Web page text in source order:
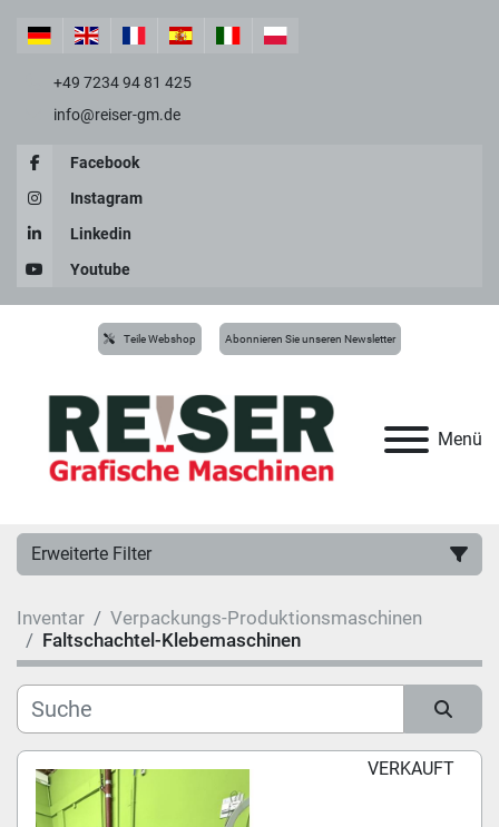
+49 7234 94 81 425
info@reiser-gm.de
Facebook
Instagram
Linkedin
Youtube
Menü
Teile Webshop Abonnieren Sie unseren Newsletter
Erweiterte Filter
Hersteller
Kategorie
Modell
Inventar
Verpackungs-Produktionsmaschinen
Faltschachtel-Klebemaschinen
Sortieren nach VERKAUFT